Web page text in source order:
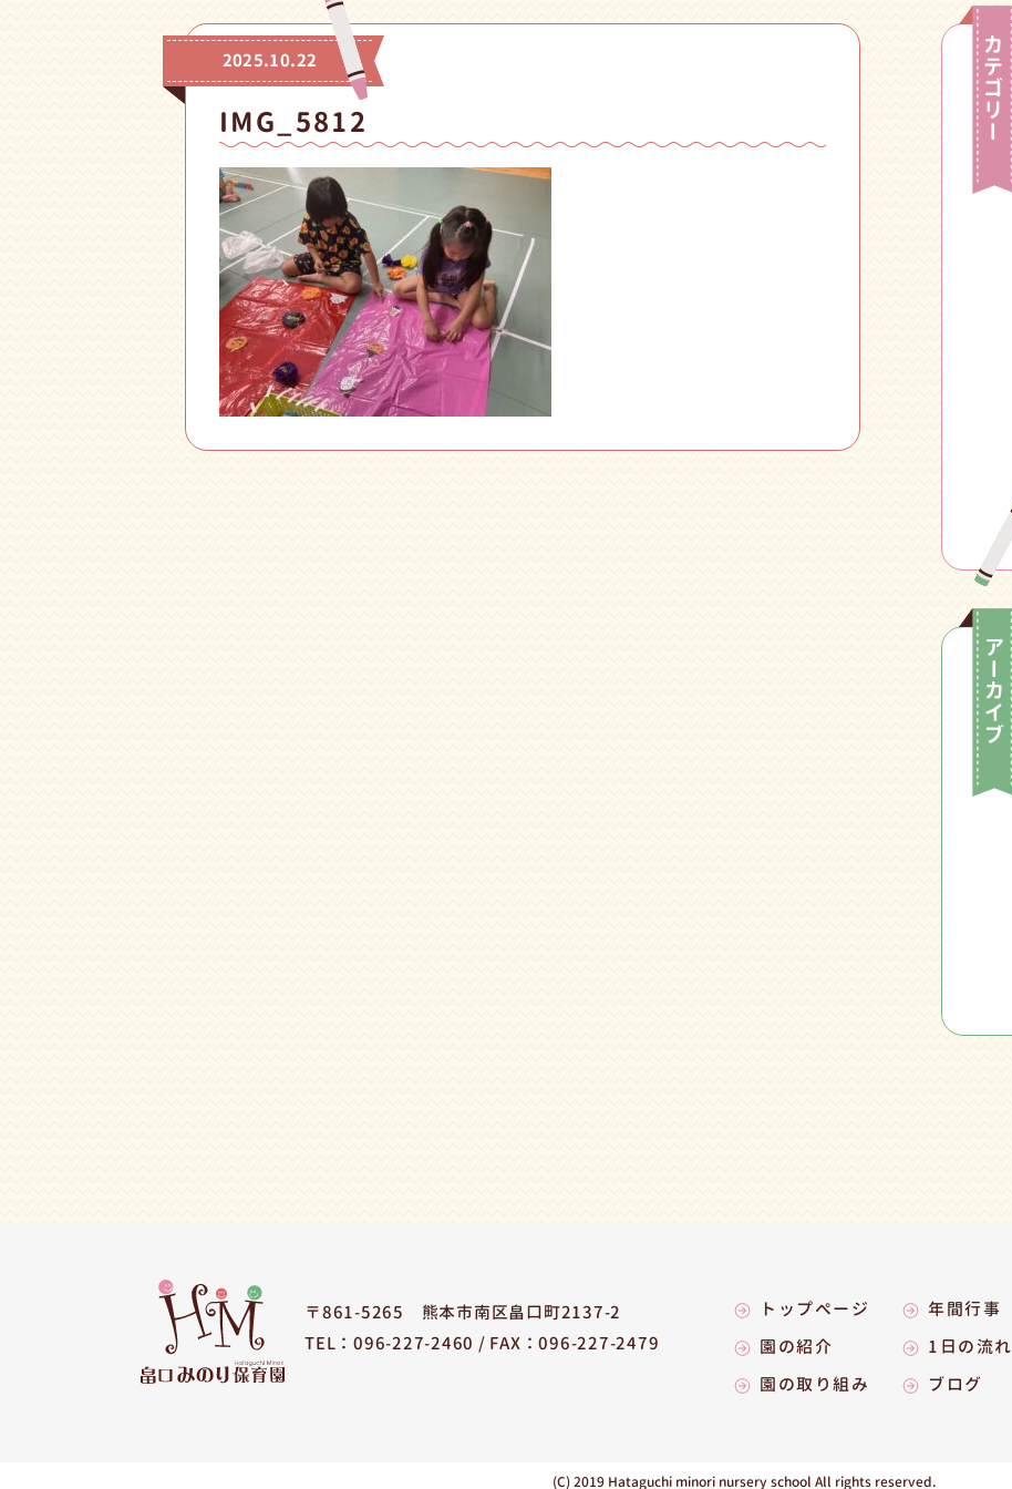
2025.10.22
IMG_5812
〒861-5265
熊本市南区畠口町2137-2
TEL：096-227-2460 / FAX：096-227-2479
トップページ
園の紹介
園の取り組み
年間行事
1日の流れ
ブログ
(C) 2019 Hataguchi minorinursery school All rights reserved.